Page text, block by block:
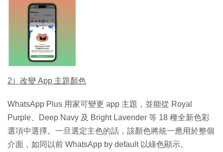
2）改變 App 主題顏色
WhatsApp Plus 用家可變更 app 主題，並能從 Royal
Purple、Deep Navy 及 Bright Lavender 等 18 種全新色彩
選項中選擇。一旦選定主色的話，該顏色將統一應用於整個
介面，如同以前 WhatsApp by default 以綠色顯示。